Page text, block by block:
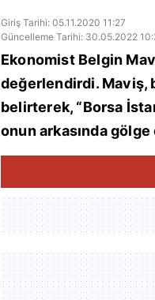
Giriş Tarihi: 05.11.2020 11:27
Güncelleme Tarihi: 30.05.2022
Ekonomist Belgin
değerlendirdi. Maviş,
belirterek, “Borsa
onun arkasında